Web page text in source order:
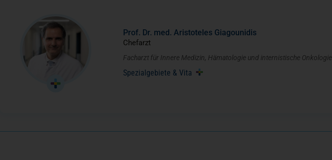
Prof. Dr. med. Aristoteles Giagounidis
Chefarzt
Facharzt für Innere Medizin, Hämatologie und internistische Onkologie
Spezialgebiete & Vita